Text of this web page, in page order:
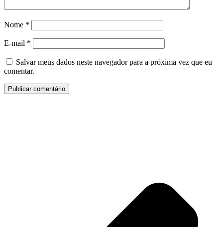
Nome *
E-mail *
Salvar meus dados neste navegador para a próxima vez que eu
comentar.